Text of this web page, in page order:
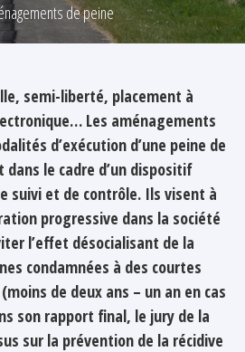
de peine
semi-liberté, placement à
Les aménagements
d’exécution d’une peine de
le cadre d’un dispositif
suivi et de contrôle. Ils visent à
progressive dans la société
l’effet désocialisant de la
condamnées à des courtes
de deux ans – un an en cas
son rapport final, le jury de la
sur la prévention de la récidive